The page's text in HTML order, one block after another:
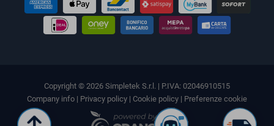
Copyright © 2026 Simpletek S.r.l. | P.IVA: 02046910515
Company info | Privacy policy | Cookie policy | Preferenze cookie